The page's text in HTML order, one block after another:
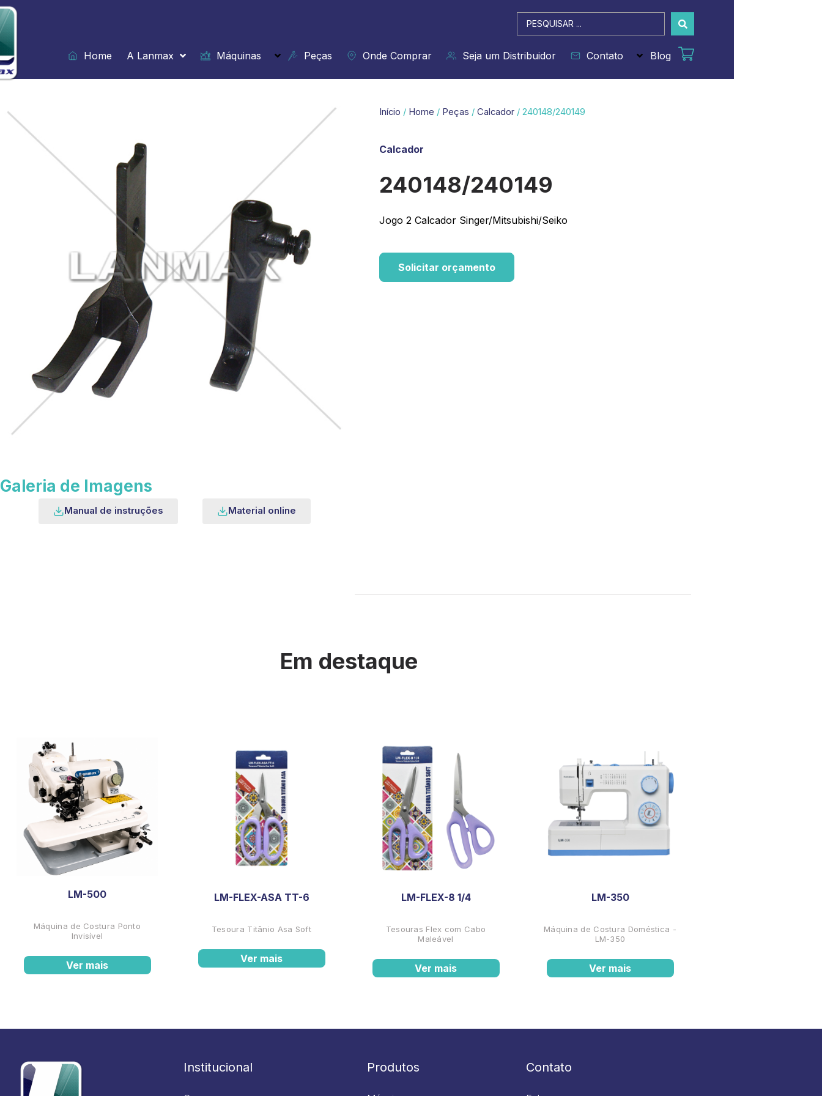
Ir
para
o
conteúdo
Pesquisar
...
Home
A Lanmax Máquinas Peças Onde Comprar Seja um Distribuidor Contato Blog
Galeria de Imagens
Manual de instruções Material online
Início / Home / Peças / Calcador / 240148/240149
Calcador
240148/240149
Jogo 2 Calcador Singer/Mitsubishi/Seiko
Solicitar orçamento
Em destaque
LM-500
Máquina de Costura Ponto
Invisível
Ver mais
LM-FLEX-ASA TT-6
Tesoura Titânio Asa Soft
Ver mais
LM-FLEX-8 1/4
Tesouras Flex com Cabo
Maleável
Ver mais
LM-350
Máquina de Costura Doméstica -
LM-350
Ver mais
Institucional Produtos Contato